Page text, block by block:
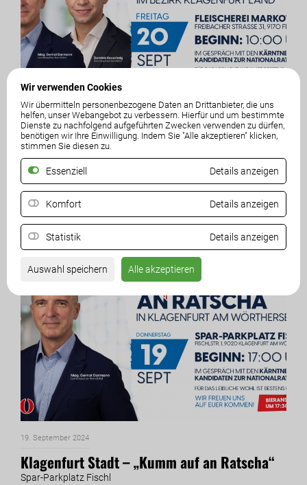
Wir verwenden Cookies
Wir übermitteln personenbezogene Daten an Drittanbieter, die uns
helfen, unser Webangebot zu verbessern. Hierfür und um bestimmte
Dienste zu nachfolgend aufgeführten Zwecken verwenden zu dürfen,
benötigen wir Ihre Einwilligung. Indem Sie "Alle akzeptieren" klicken,
stimmen Sie diesen zu.
Essenziell Details anzeigen
Komfort Details anzeigen
Statistik Details anzeigen
Auswahl speichern Alle akzeptieren
20. September 2024
Klagenfurt Land – „Kumm auf an Ratscha“
Fleischerei Markowitz
20. September 2024 , 10:00 – 12:00 Uhr
MEHR LESEN
19. September 2024
Klagenfurt Stadt – „Kumm auf an Ratscha“
Spar-Parkplatz Fischl